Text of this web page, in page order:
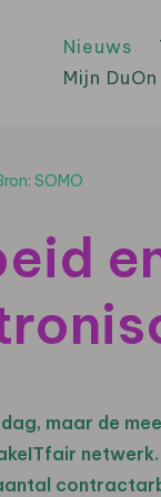
Nieuws
Mijn DuOn
SOMO
maar de